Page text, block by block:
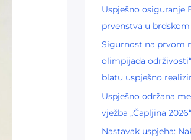
r
:
Uspješno osiguranje
prvenstva u
Sigurnost na prvom
olimpijada
blatu uspješno
Uspješno održana
vježba „Čapljina 2026“
Nastavak uspjeha: